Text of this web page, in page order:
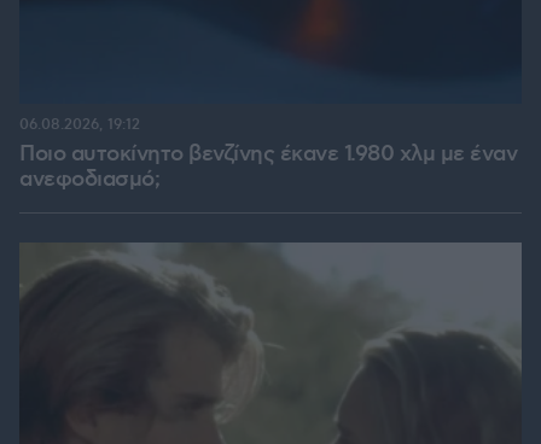
Ποιο αυτοκίνητο βενζίνης έκανε 1.980 χλμ με έναν
ανεφοδιασμό;
06.08.2026, 19:12